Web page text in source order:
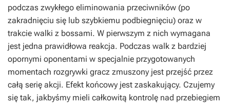
podczas zwykłego eliminowania przeciwników (po
zakradnięciu się lub szybkiemu podbiegnięciu) oraz w
trakcie walki z bossami. W pierwszym z nich wymagana
jest jedna prawidłowa reakcja. Podczas walk z bardziej
opornymi oponentami w specjalnie przygotowanych
momentach rozgrywki gracz zmuszony jest przejść przez
całą serię akcji. Efekt końcowy jest zaskakujący. Czujemy
się tak, jakbyśmy mieli całkowitą kontrolę nad przebiegiem